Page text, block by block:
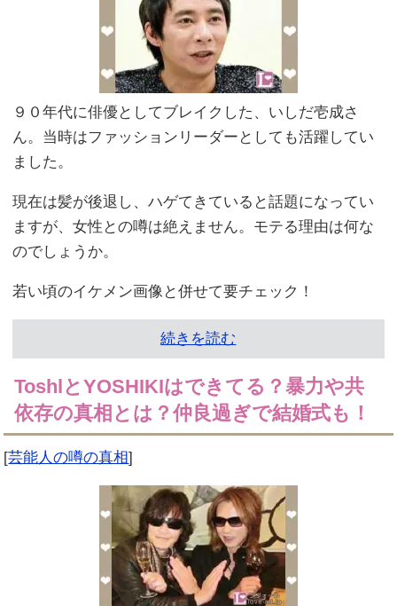
９０年代に俳優としてブレイクした、いしだ壱成さ
ん。当時はファッションリーダーとしても活躍してい
ました。
現在は髪が後退し、ハゲてきていると話題になってい
ますが、女性との噂は絶えません。モテる理由は何な
のでしょうか。
若い頃のイケメン画像と併せて要チェック！
続きを読む
ToshlとYOSHIKIはできてる？暴力や共
依存の真相とは？仲良過ぎで結婚式も！
[芸能人の噂の真相]